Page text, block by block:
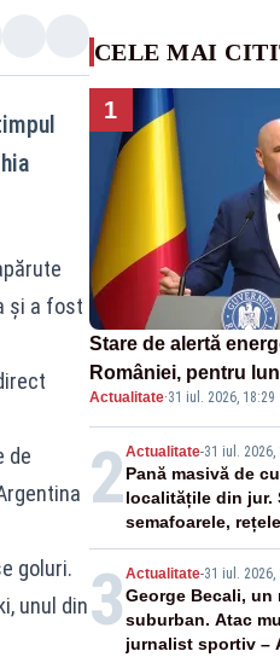
și a fost
de
goluri.
unul din
CELE MAI
1
Stare de alertă
României, pentru
Bolojan a anunțat
restricții – VIDEO
Actualitate·31 iul. 2026, 18:29
2Actualitate-31 iul. 2026,
Pană masivă de
localitățile din jur.
semafoarele,
afectate
3 Actualitate-31 iul. 2026,
George Becali, un
suburban. Atac
jurnalist sportiv –